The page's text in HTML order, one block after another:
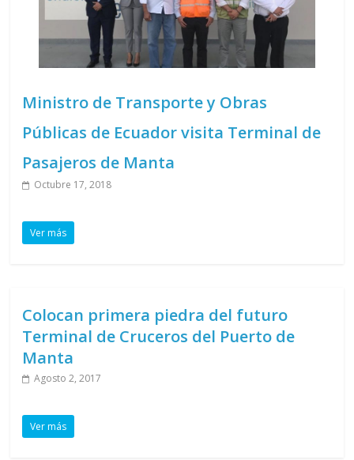
Ministro de Transporte y Obras
Públicas de Ecuador visita Terminal de
Pasajeros de Manta
Octubre 17, 2018
Ver más
Colocan primera piedra del futuro
Terminal de Cruceros del Puerto de
Manta
Agosto 2, 2017
Ver más